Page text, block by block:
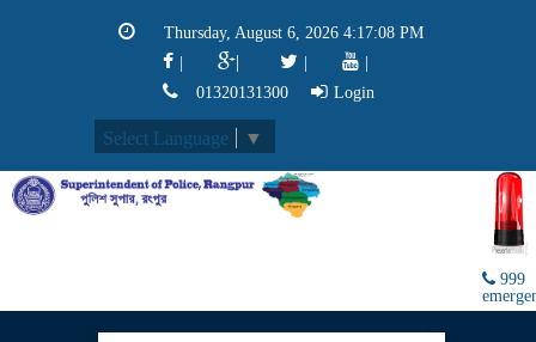
Thursday, August 6, 2026 4:17:08 PM
|
01320131300
Login
Select Language ▼
999